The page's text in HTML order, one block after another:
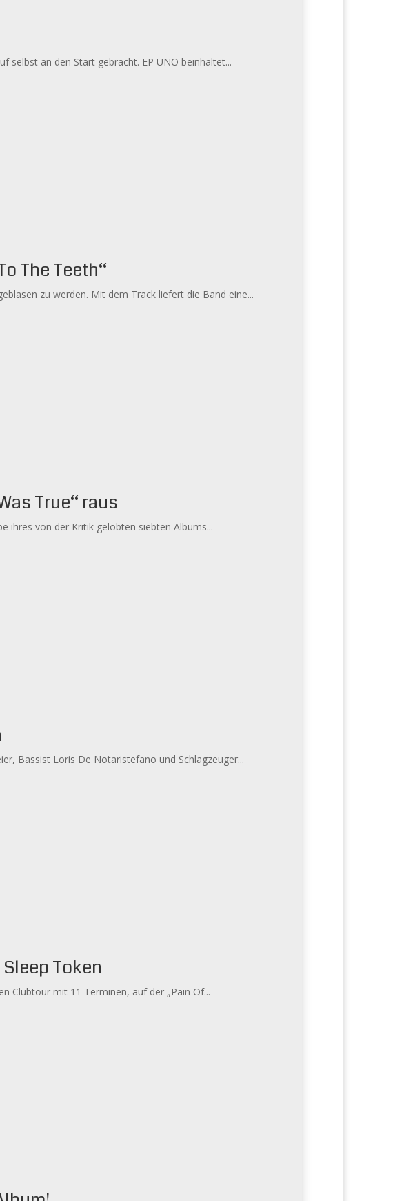
selbst an den Start gebracht. EP UNO beinhaltet...
The Teeth“
zu werden. Mit dem Track liefert die Band eine...
True“ raus
ihres von der Kritik gelobten siebten Albums...
Bassist Loris De Notaristefano und Schlagzeuger...
Token
Clubtour mit 11 Terminen, auf der „Pain Of...